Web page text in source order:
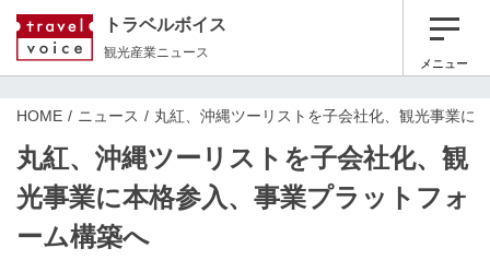
トラベルボイス
観光産業ニュース
メニュー
HOME ニュース 丸紅、沖縄ツーリストを子会社化、観光事業に
丸紅、沖縄ツーリストを子会社化、観
光事業に本格参入、事業プラットフォ
ーム構築へ